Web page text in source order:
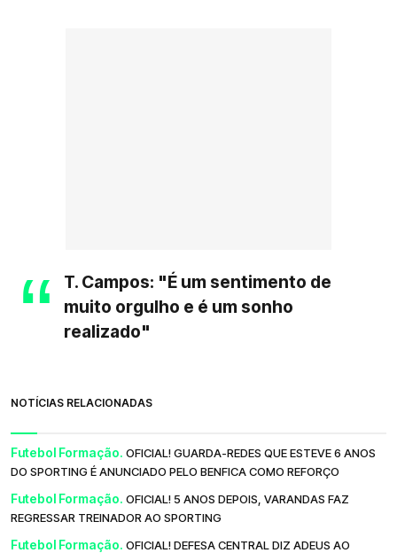
T. Campos: "É um sentimento de
muito orgulho e é um sonho
realizado"
NOTÍCIAS RELACIONADAS
Futebol Formação. OFICIAL! GUARDA-REDES QUE ESTEVE 6 ANOS
DO SPORTING É ANUNCIADO PELO BENFICA COMO REFORÇO
Futebol Formação. OFICIAL! 5 ANOS DEPOIS, VARANDAS FAZ
REGRESSAR TREINADOR AO SPORTING
Futebol Formação. OFICIAL! DEFESA CENTRAL DIZ ADEUS AO